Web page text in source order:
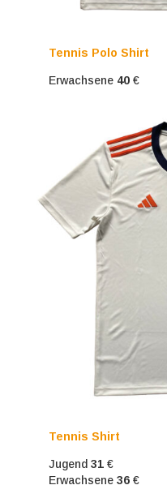
Tennis Polo Shirt
Erwachsene 40 €
Tennis Shirt
Jugend 31 €
Erwachsene 36 €